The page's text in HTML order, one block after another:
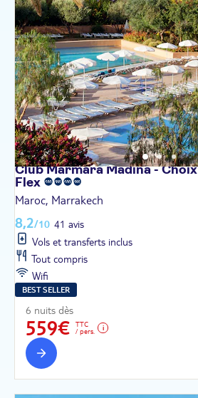
Club Marmara Madina - Choix
Flex
Maroc, Marrakech
8,2/10 41 avis
Vols et transferts inclus
Tout compris
Wifi
BEST SELLER
6 nuits dès
559€
TTC
/ pers.